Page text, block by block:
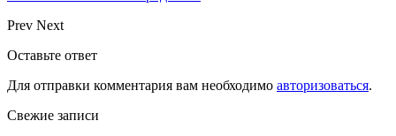
Prev Next
Оставьте ответ
Для отправки комментария вам необходимо авторизоваться.
Свежие записи